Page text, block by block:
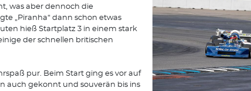
was aber dennoch die
„Piranha“ dann schon etwas
hieß Startplatz 3 in einem stark
der schnellen britischen
pur. Beim Start ging es vor auf
auch gekonnt und souverän bis ins